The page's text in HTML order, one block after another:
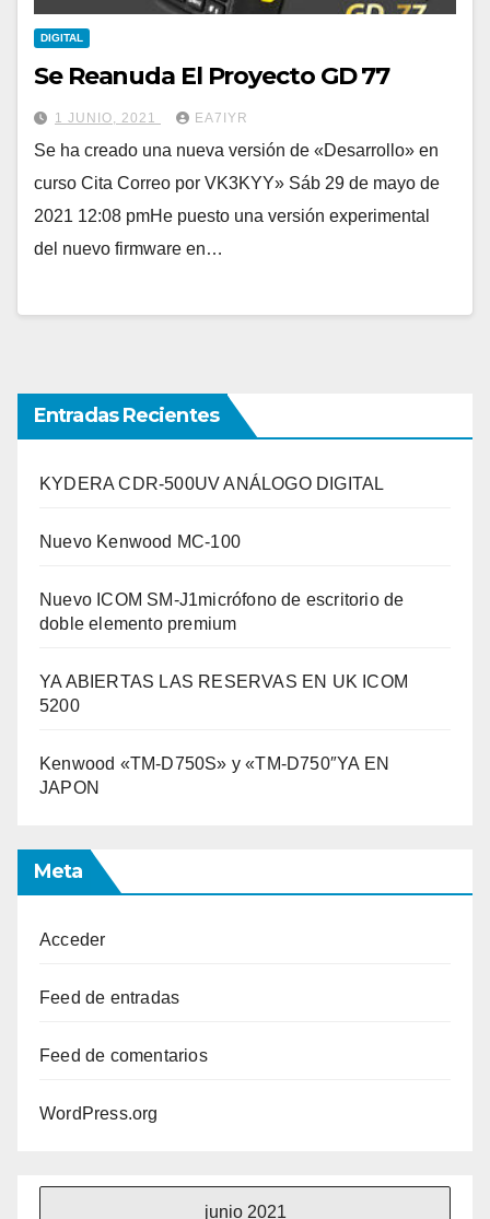
DIGITAL
Se Reanuda El Proyecto GD 77
1 JUNIO, 2021 EA7IYR
Se ha creado una nueva versión de «Desarrollo» en
curso Cita Correo por VK3KYY» Sáb 29 de mayo de
2021 12:08 pmHe puesto una versión experimental
del nuevo firmware en…
Entradas Recientes
KYDERA CDR-500UV ANÁLOGO DIGITAL
Nuevo Kenwood MC-100
Nuevo ICOM SM-J1micrófono de escritorio de
doble elemento premium
YA ABIERTAS LAS RESERVAS EN UK ICOM
5200
Kenwood «TM-D750S» y «TM-D750″YA EN
JAPON
Meta
Acceder
Feed de entradas
Feed de comentarios
WordPress.org
junio 2021